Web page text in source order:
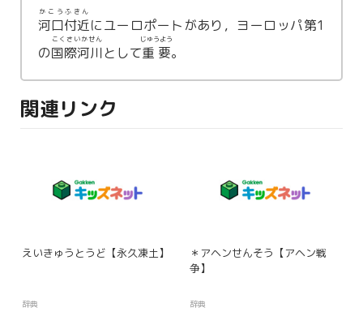
河口付近
かこうふきん
にユーロポートがあり，ヨーロッパ第1
の国際河川
こくさいかせん
として重要
じゅうよう
。
関連リンク
えいきゅうとうど【永久凍土】
辞典
＊アヘンせんそう【アヘン戦
争】
辞典